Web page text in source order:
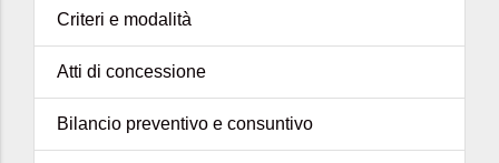
Criteri e modalità
Atti di concessione
Bilancio preventivo e consuntivo